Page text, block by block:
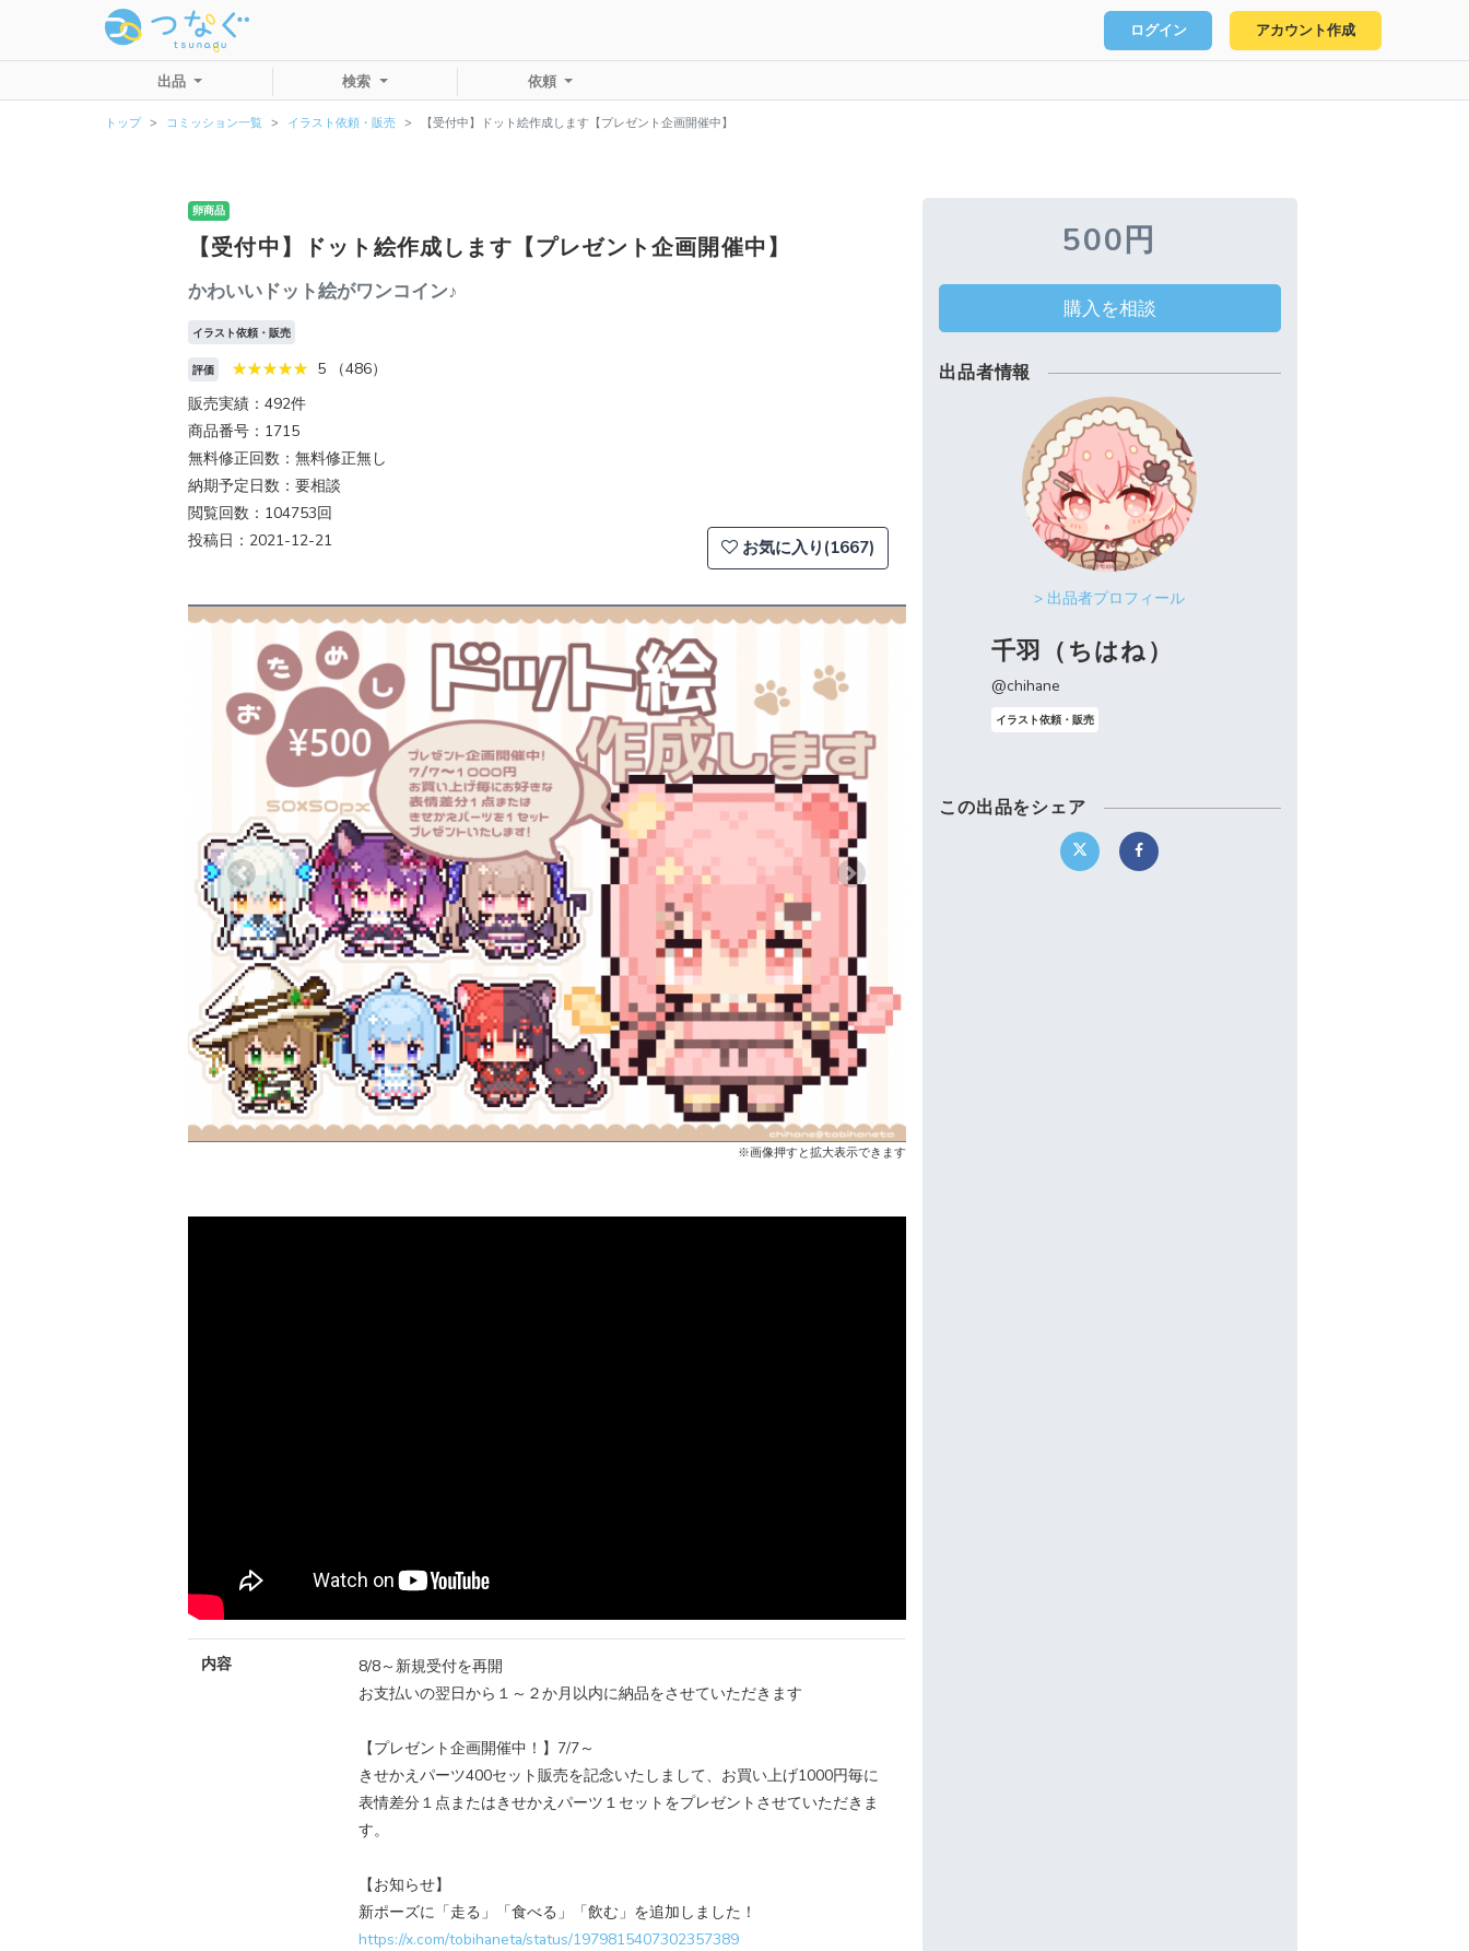
ログイン アカウント作成
出品 検索 依頼
トップ コミッション一覧 イラスト依頼・販売 【受付中】ドット絵作成します【プレゼント企画開催中】
卵商品
【受付中】ドット絵作成します【プレゼント企画開催中】
かわいいドット絵がワンコイン♪
イラスト依頼・販売
評価
5 （486）
販売実績：492件
商品番号：1715
無料修正回数：無料修正無し
納期予定日数：要相談
閲覧回数：104753回
投稿日：2021-12-21
お気に入り(1667)
Previous Next
※画像押すと拡大表示できます
内容
8/8～新規受付を再開
お支払いの翌日から１～２か月以内に納品をさせていただきます
【プレゼント企画開催中！】7/7～
きせかえパーツ400セット販売を記念いたしまして、お買い上げ1000円毎に
表情差分１点またはきせかえパーツ１セットをプレゼントさせていただきま
す。
【お知らせ】
新ポーズに「走る」「食べる」「飲む」を追加しました！
https://x.com/tobihaneta/status/1979815407302357389
500円
購入を相談
出品者情報
> 出品者プロフィール
千羽（ちはね）
@chihane
イラスト依頼・販売
この出品をシェア